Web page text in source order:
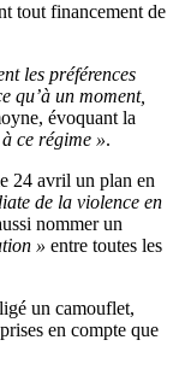
tout financement de
les préférences
qu’à un moment,
évoquant la
ce régime ».
24 avril un plan en
de la violence en
nommer un
» entre toutes les
un camouflet,
en compte que